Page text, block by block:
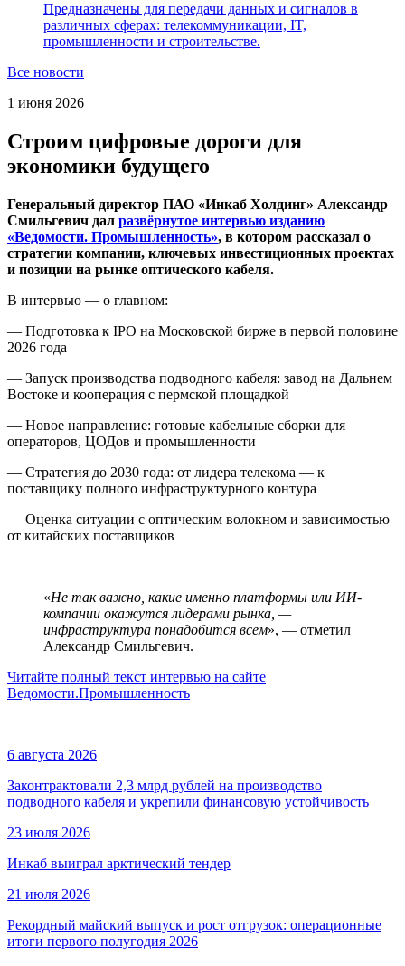
Предназначены для передачи данных и сигналов в
различных сферах: телекоммуникации, IT,
промышленности и строительстве.
Все новости
1 июня 2026
Строим цифровые дороги для
экономики будущего
Генеральный директор ПАО «Инкаб Холдинг» Александр
Смильгевич дал развёрнутое интервью изданию
«Ведомости. Промышленность», в котором рассказал о
стратегии компании, ключевых инвестиционных проектах
и позиции на рынке оптического кабеля.
В интервью — о главном:
— Подготовка к IPO на Московской бирже в первой половине
2026 года
— Запуск производства подводного кабеля: завод на Дальнем
Востоке и кооперация с пермской площадкой
— Новое направление: готовые кабельные сборки для
операторов, ЦОДов и промышленности
— Стратегия до 2030 года: от лидера телекома — к
поставщику полного инфраструктурного контура
— Оценка ситуации с оптическим волокном и зависимостью
от китайских поставщиков
«Не так важно, какие именно платформы или ИИ-
компании окажутся лидерами рынка, —
инфраструктура понадобится всем», — отметил
Александр Смильгевич.
Читайте полный текст интервью на сайте
Ведомости.Промышленность
6 августа 2026
Законтрактовали 2,3 млрд рублей на производство
подводного кабеля и укрепили финансовую устойчивость
23 июля 2026
Инкаб выиграл арктический тендер
21 июля 2026
Рекордный майский выпуск и рост отгрузок: операционные
итоги первого полугодия 2026